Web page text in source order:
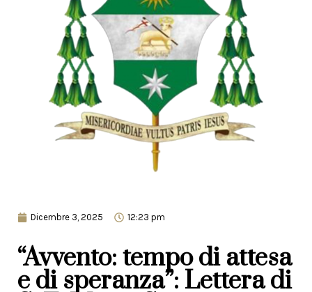
Dicembre 3, 2025 12:23 pm
“Avvento: tempo di attesa
e di speranza”: Lettera di